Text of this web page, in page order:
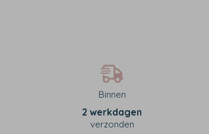
Binnen
2 werkdagen
verzonden